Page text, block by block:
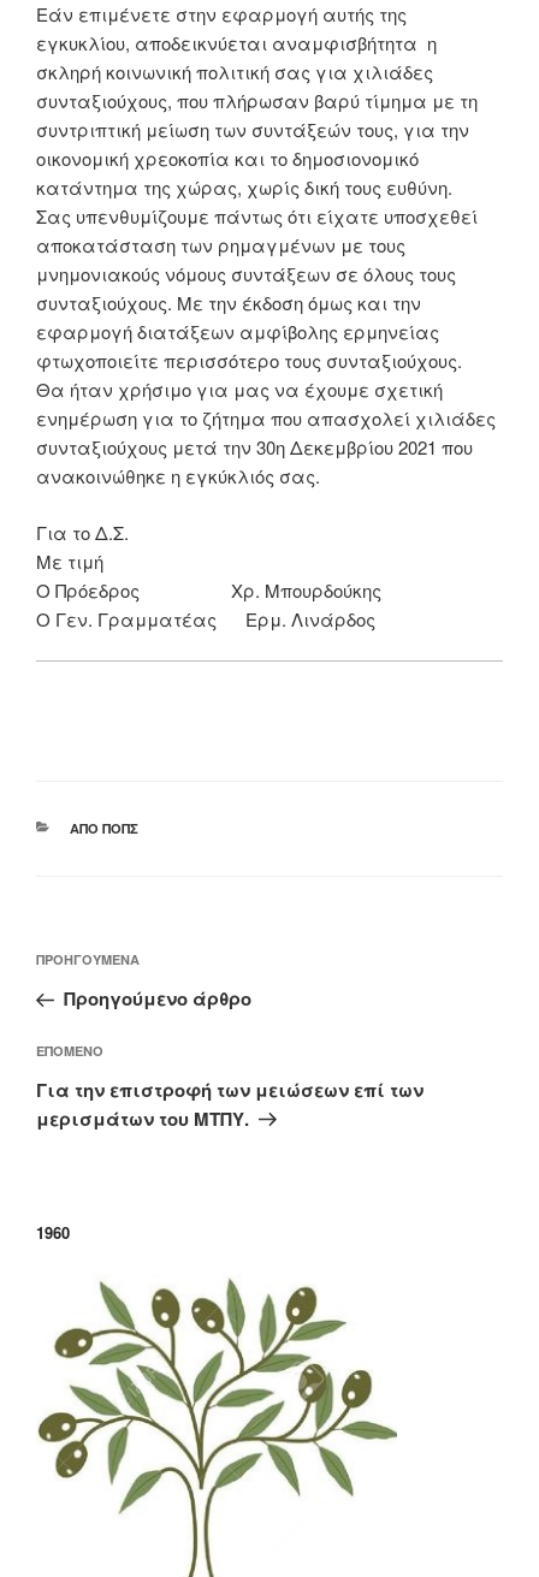
Εάν επιμένετε στην εφαρμογή αυτής της
εγκυκλίου, αποδεικνύεται αναμφισβήτητα η
σκληρή κοινωνική πολιτική σας για χιλιάδες
συνταξιούχους, που πλήρωσαν βαρύ τίμημα με τη
συντριπτική μείωση των συντάξεών τους, για την
οικονομική χρεοκοπία και τοδημοσιονομικό
κατάντημα της χώρας, χωρίς δική τους ευθύνη.
Σας υπενθυμίζουμε πάντως ότι είχατε υποσχεθεί
αποκατάσταση των ρημαγμένων με τους
μνημονιακούς νόμους συντάξεων σε όλους τους
συνταξιούχους. Με την έκδοσηόμως και την
εφαρμογή διατάξεων αμφίβολης ερμηνείας
φτωχοποιείτε περισσότερο τους συνταξιούχους.
Θα ήταν χρήσιμο για μας να έχουμε σχετική
ενημέρωση για το ζήτημα που απασχολεί χιλιάδες
συνταξιούχους μετά την 30ηΔεκεμβρίου 2021 που
ανακοινώθηκε η εγκύκλιός σας.
Για το Δ.Σ.
Με τιμή
Ο Πρόεδρος Χρ. Μπουρδούκης
Ο Γεν. Γραμματέας Ερμ. Λινάρδος
ΚΑΤΗΓΟΡΊΕΣ
ΑΠΌ ΠΟΠΣ
άρθρων
Προηγούμενο
άρθρο
ΠΡΟΗΓΟΎΜΕΝΑ
Προηγούμενο άρθρο
Επόμενο
άρθρο
ΕΠΌΜΕΝΟ
Για την επιστροφή των μειώσεων επί των
μερισμάτων του ΜΤΠΥ.
1960